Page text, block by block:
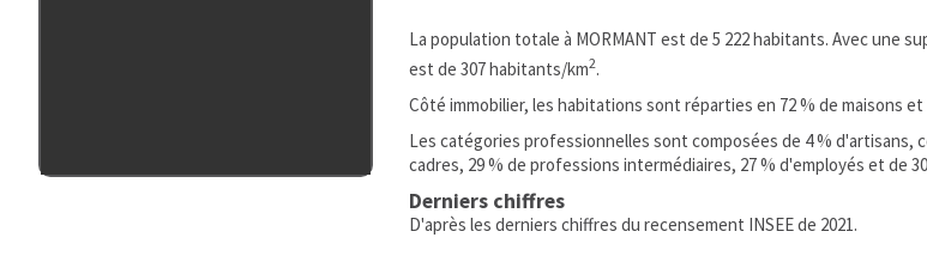
La population totale à MORMANT est de 5 222 habitants. Avec une
est de 307 habitants/km2.
Côté immobilier, les habitations sont réparties en 72 % de maisons
Les catégories professionnelles sont composées de 4 % d'artisans,
cadres, 29 % de professions intermédiaires, 27 % d'employés et de
Derniers chiffres
D'après les derniers chiffres du recensement INSEE de 2021.